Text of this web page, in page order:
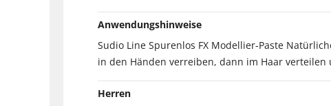
Anwendungshinweise
Sudio Line Spurenlos FX Modellier-Paste
in den Händen verreiben, dann im Haar
Herren